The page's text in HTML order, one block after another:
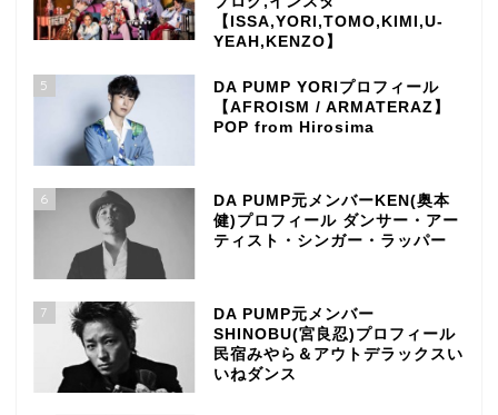
【ISSA,YORI,TOMO,KIMI,U-
YEAH,KENZO】
5
DA PUMP YORIプロフィール
【AFROISM / ARMATERAZ】
POP from Hirosima
6
DA PUMP元メンバーKEN(奥本
健)プロフィール ダンサー・アー
ティスト・シンガー・ラッパー
7
DA PUMP元メンバー
SHINOBU(宮良忍)プロフィール
民宿みやら＆アウトデラックスい
いねダンス